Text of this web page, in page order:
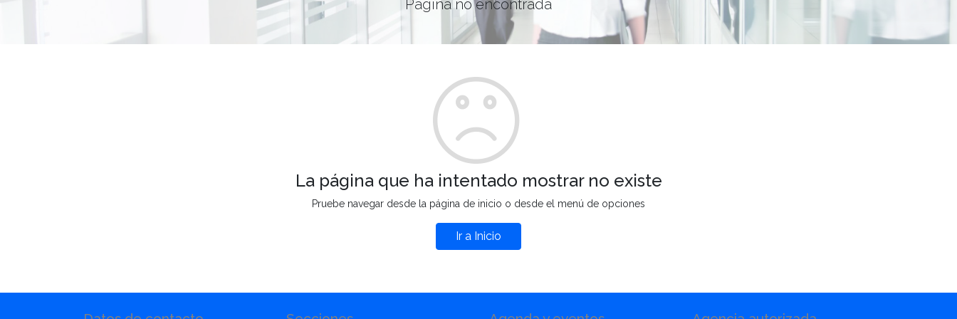
Página no encontrada
La página que ha intentado mostrar no existe
Pruebe navegar desde la página de inicio o desde el menú de opciones
Ir a Inicio